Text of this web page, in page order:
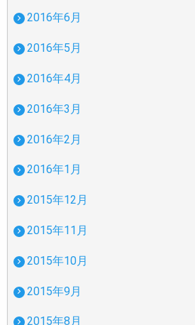
2016年6月
2016年5月
2016年4月
2016年3月
2016年2月
2016年1月
2015年12月
2015年11月
2015年10月
2015年9月
2015年8月